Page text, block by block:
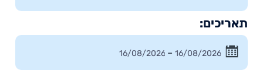
תאריכים:
–